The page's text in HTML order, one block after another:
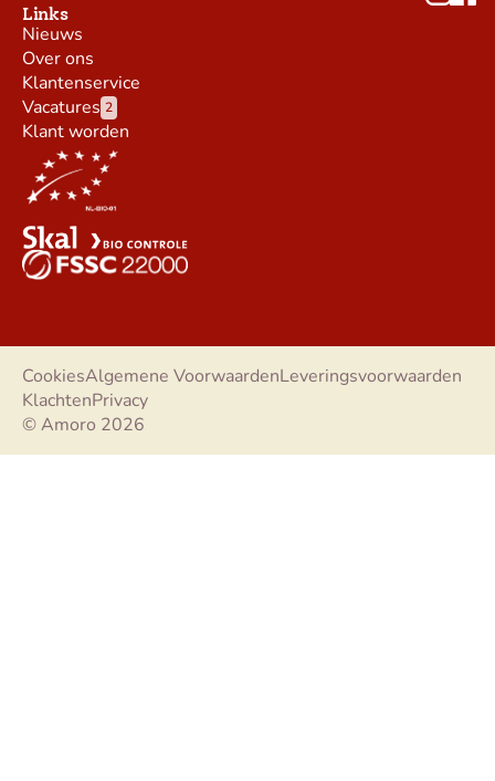
Links
Nieuws
Over ons
Klantenservice
Vacatures 2
Klant worden
© Amoro 2026
CookiesAlgemene VoorwaardenLeveringsvoorwaarden
KlachtenPrivacy